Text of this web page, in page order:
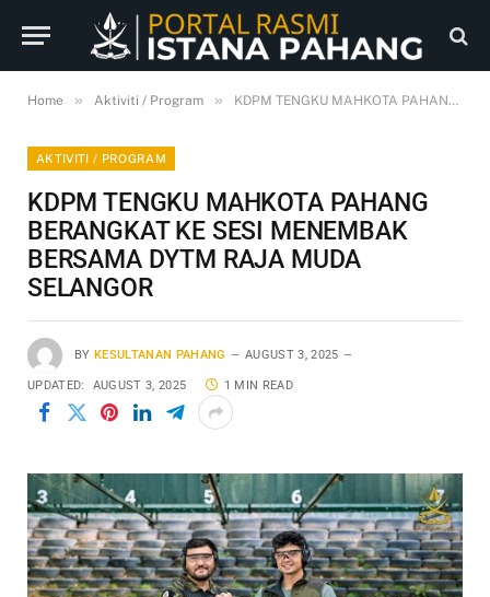
Home » Aktiviti / Program » KDPM TENGKU MAHKOTA PAHANG BERANGKAT KE SESI MENEMBAK BERSAMA DYTM RAJA MUDA SELANGOR
AKTIVITI / PROGRAM
KDPM TENGKU MAHKOTA PAHANG
BERANGKAT KE SESI MENEMBAK
BERSAMA DYTM RAJA MUDA
SELANGOR
BY KESULTANAN PAHANG AUGUST 3, 2025
UPDATED: AUGUST 3, 2025 1 MIN READ